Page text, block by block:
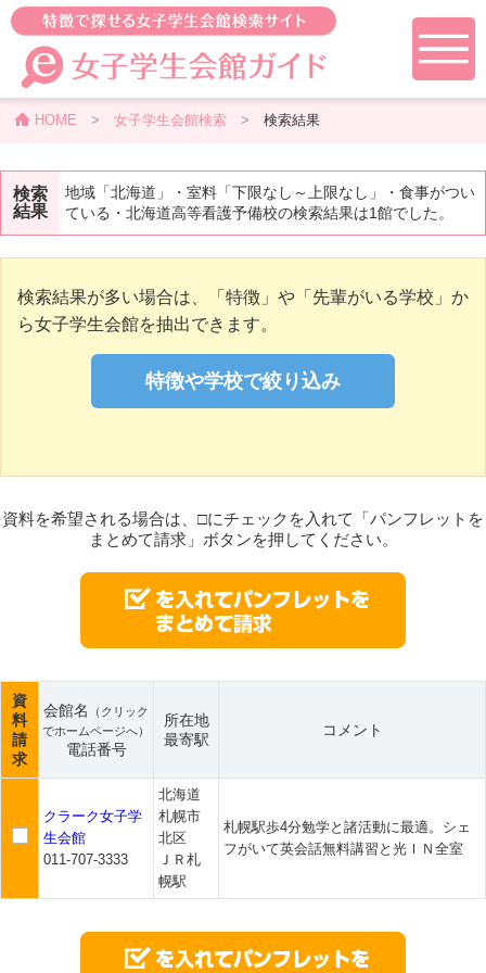
HOME > 女子学生会館検索> 検索結果
検索
結果
地域「北海道」・室料「下限なし～上限なし」・食事がつい
ている・北海道高等看護予備校の検索結果は1館でした。
検索結果が多い場合は、「特徴」や「先輩がいる学校」か
ら女子学生会館を抽出できます。
資料を希望される場合は、□にチェックを入れて「パンフレットを
まとめて請求」ボタンを押してください。
資
料
請
求
会館名
（クリック
でホームページへ）
電話番号
所在地
最寄駅
コメント
クラーク女子学
生会館
011-707-3333
北海道
札幌市
北区
ＪＲ札
幌駅
札幌駅歩4分勉学と諸活動に最適。シェ
フがいて英会話無料講習と光ＩＮ全室